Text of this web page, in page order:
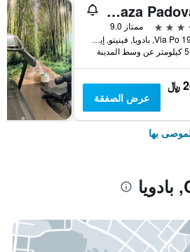
Crowne Plaza Padova
ممتاز 9.0
Via Po 197, بادويا, فينيتو, إيطاليا
المدينة
﷼
عرض الصفقة
بها